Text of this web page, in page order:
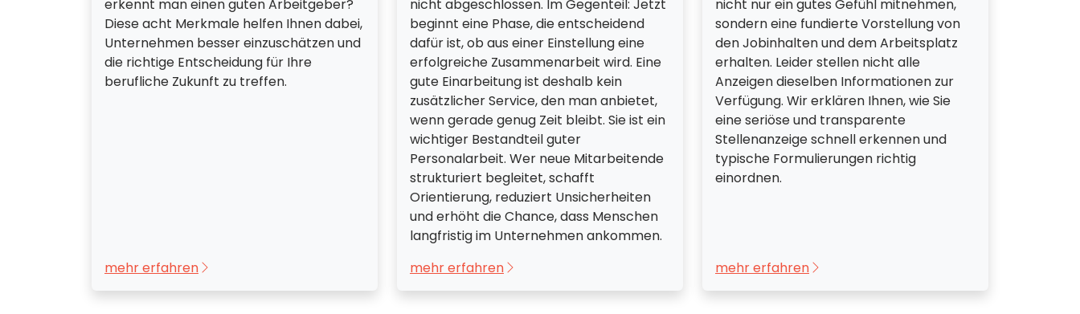
erkennt man einen guten Arbeitgeber?
Diese acht Merkmale helfen Ihnen dabei,
Unternehmen besser einzuschätzen und
die richtige Entscheidung für Ihre
berufliche Zukunft zu treffen.
mehr erfahren
nicht abgeschlossen. Im Gegenteil: Jetzt
beginnt eine Phase, die entscheidend
dafür ist, ob aus einer Einstellung eine
erfolgreiche Zusammenarbeit wird. Eine
gute Einarbeitung ist deshalb kein
zusätzlicher Service, den man anbietet,
wenn gerade genug Zeit bleibt. Sie ist ein
wichtiger Bestandteil guter
Personalarbeit. Wer neue Mitarbeitende
strukturiert begleitet, schafft
Orientierung, reduziert Unsicherheiten
und erhöht die Chance, dass Menschen
langfristig im Unternehmen ankommen.
mehr erfahren
nicht nur ein gutes Gefühl mitnehmen,
sondern eine fundierte Vorstellung von
den Jobinhalten und dem Arbeitsplatz
erhalten. Leider stellen nicht alle
Anzeigen dieselben Informationen zur
Verfügung. Wir erklären Ihnen, wie Sie
eine seriöse und transparente
Stellenanzeige schnell erkennen und
typische Formulierungen richtig
einordnen.
mehr erfahren